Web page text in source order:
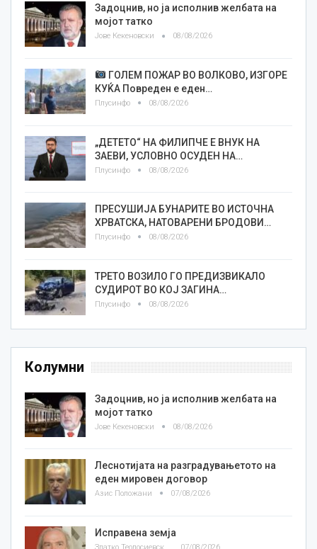
Задоцнив, но ја исполнив желбата на
мојот татко
Јове Кекеновски 08/08/2026
ГОЛЕМ ПОЖАР ВО ВОЛКОВО, ИЗГОРЕ
КУЌА Повреден е еден…
Плусинфо 08/08/2026
„ДЕТЕТО“ НА ФИЛИПЧЕ Е ВНУК НА
ЗАЕВИ, УСЛОВНО ОСУДЕН НА…
Плусинфо 08/08/2026
ПРЕСУШИЈА БУНАРИТЕ ВО ИСТОЧНА
ХРВАТСКА, НАТОВАРЕНИ БРОДОВИ…
Плусинфо 08/08/2026
ТРЕТО ВОЗИЛО ГО ПРЕДИЗВИКАЛО
СУДИРОТ ВО КОЈ ЗАГИНА…
Плусинфо 08/08/2026
Колумни
Задоцнив, но ја исполнив желбата на
мојот татко
Јове Кекеновски 08/08/2026
Леснотијата на разградувањетото на
еден мировен договор
Азис Положани 07/08/2026
Исправена земја
07/08/2026